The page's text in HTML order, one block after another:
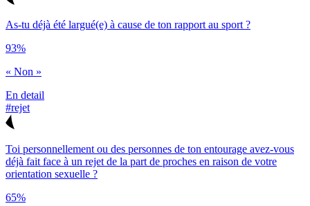
As-tu déjà été largué(e) à cause de ton rapport au sport ?
93%
« Non »
En detail
#rejet
Toi personnellement ou des personnes de ton entourage avez-vous
déjà fait face à un rejet de la part de proches en raison de votre
orientation sexuelle ?
65%